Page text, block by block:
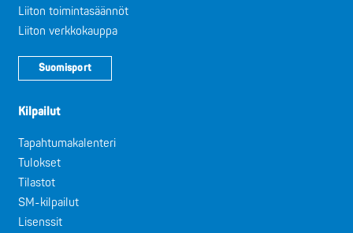
Liiton toimintasäännöt
Liiton verkkokauppa
Suomisport
Kilpailut
Tapahtumakalenteri
Tulokset
Tilastot
SM-kilpailut
Lisenssit